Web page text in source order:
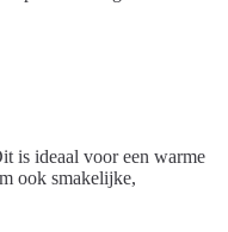
is ideaal voor een warme
ook smakelijke,